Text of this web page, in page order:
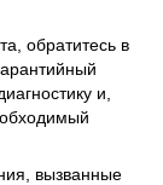
обратитесь в
и,
вызванные